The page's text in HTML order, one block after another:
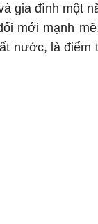
gia đình một
mới mạnh
nước, là